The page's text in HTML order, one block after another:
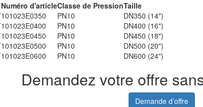
Numéro d'articleClasse de PressionTaille
101023E0350 PN10
DN350 (14")
101023E0400 PN10
DN400 (16")
101023E0450 PN10
DN450 (18")
101023E0500 PN10
DN500 (20")
101023E0600 PN10 DN600 (24")
Demandez votre offre
Demande d’offre